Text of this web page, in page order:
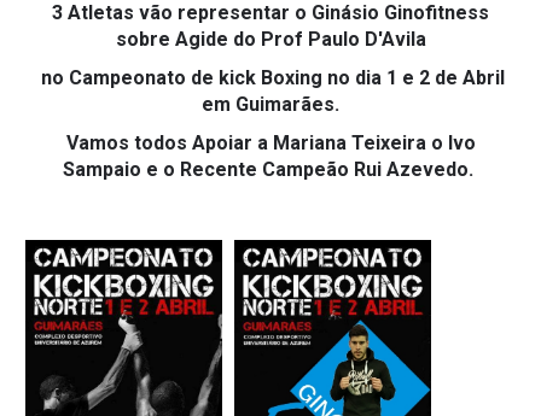
3 Atletas vão representar o Ginásio Ginofitness
sobre Agide do Prof Paulo D'Avila
no Campeonato de kick Boxing no dia 1 e 2 de Abril
em Guimarães.
Vamos todos Apoiar a Mariana Teixeira o Ivo
Sampaio e o Recente Campeão Rui Azevedo.